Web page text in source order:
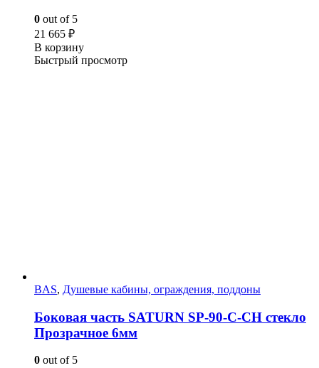
0 out of 5
21 665 ₽
В корзину
Быстрый просмотр
BAS, Душевые кабины, ограждения, поддоны
Боковая часть SATURN SP-90-С-CH стекло
Прозрачное 6мм
0 out of 5